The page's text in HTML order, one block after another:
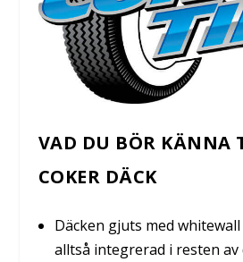
VAD DU BÖR KÄNNA
COKER DÄCK
Däcken gjuts med
alltså integrerad i resten av